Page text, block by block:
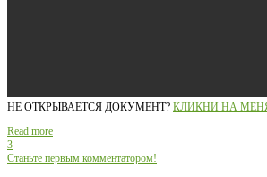
НЕ ОТКРЫВАЕТСЯ ДОКУМЕНТ? КЛИКНИ НА
Read more
3
Станьте первым комментатором!